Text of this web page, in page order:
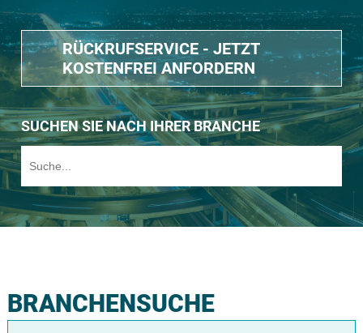
RÜCKRUFSERVICE - JETZT
KOSTENFREI ANFORDERN
SUCHEN SIE NACH IHRER BRANCHE
BRANCHENSUCHE